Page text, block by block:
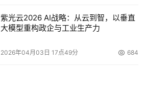
紫光云2026 AI战略：从云到智，以垂直
大模型重构政企与工业生产力
2026年04月03日 17点49分 684